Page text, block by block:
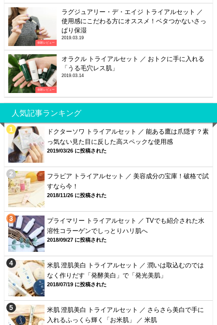
体験レビュー
ラグジュアリー・デ・エイジ トライアルセット ／
使用感にこだわる方にオススメ！ベタつかないさっ
ぱり保湿
2019.03.19
体験レビュー
オラクル トライアルセット ／ おトクに手に入れる
「うる毛穴レス肌」
2019.03.14
人気記事ランキング
ドクターソワ トライアルセット ／ 能ある鷹は爪隠す？素
っ気ない見た目に反した高スペックな使用感
2019/03/26 に投稿された
フラビア トライアルセット ／ 美容成分の宝庫！破格で試
すなら今！
2018/11/26 に投稿された
プライマリー トライアルセット ／ TVでも紹介された水
溶性コラーゲンでしっとりハリ肌へ
2018/09/27 に投稿された
米肌 澄肌美白 トライアルセット ／ 潤いは取込むのでは
なく作りだす「発酵美白」で「発光美肌」
2018/07/19 に投稿された
米肌 澄肌美白 トライアルセット ／ さらさら美白で手に
入れるふっくら輝く「お米肌」 ／ 米肌